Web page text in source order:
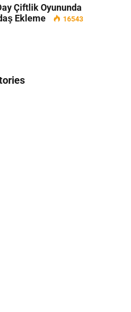
Çiftlik Oyununda
Ekleme
16543